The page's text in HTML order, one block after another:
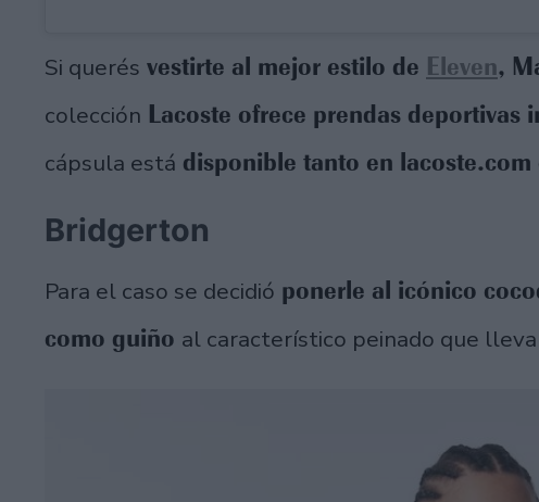
Si querés vestirte al mejor estilo de Eleven,
colección Lacoste ofrece prendas deportivas
cápsula está disponible tanto en
Bridgerton
Para el caso se decidió ponerle al icónico
como guiño al característico peinado que